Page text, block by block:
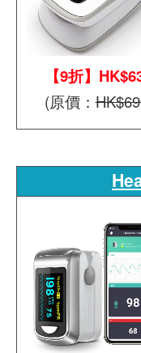
【9折】
(原價：